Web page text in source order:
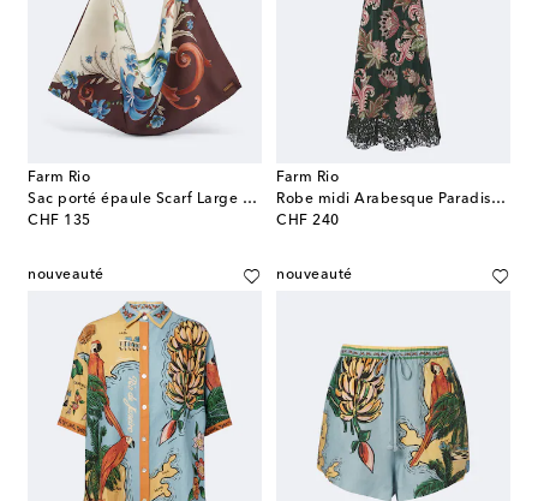
Farm Rio
Sac porté épaule Scarf Large en satin à fleurs
CHF 135
original price
Farm Rio
Robe midi Arabesque Paradise à dentelle
CHF 240
original price
nouveauté nouveauté